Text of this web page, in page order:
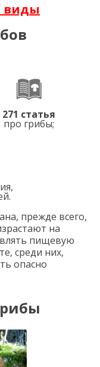
виды
271 статья
про грибы;
прежде всего,
на
пищевую
среди них,
опасно